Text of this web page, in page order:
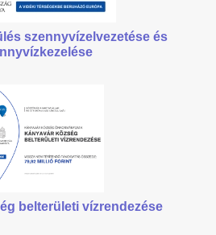
szennyvízelvezetése és
belterületi vízrendezése